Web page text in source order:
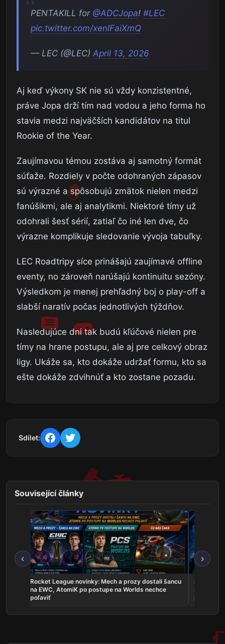
PENTAKILL for @ADCJopa! #LEC
pic.twitter.com/xenlFaiXmQ
— LEC (@LEC) April 13, 2026
Aj keď výkony SK nie sú vždy konzistentné,
práve Jopa drží tím nad vodou a jeho forma ho
stavia medzi najväčších kandidátov na titul
Rookie of the Year.
Zaujímavou témou zostáva aj samotný formát
súťaže. Rozdiely v počte odohraných zápasov
sú výrazné a spôsobujú zmätok nielen medzi
fanúšikmi, ale aj analytikmi. Niektoré tímy už
odohrali šesť sérií, zatiaľ čo iné len dve, čo
výrazne komplikuje sledovanie vývoja tabuľky.
LEC Roadtripy síce prinášajú zaujímavé offline
eventy, no zároveň narúšajú kontinuitu sezóny.
Výsledkom je menej prehľadný boj o play-off a
slabší naratív počas jednotlivých týždňov.
Nasledujúce dni tak budú kľúčové nielen pre
tímy na hrane postupu, ale aj pre celkový obraz
ligy. Ukáže sa, kto dokáže udržať formu, kto sa
ešte dokáže zdvihnúť a kto zostane pozadu.
Sdílet:
Související články
‹
Rocket League novinky: Mech a prozy dostali šancu
na EWC, AtomiK po postupe na Worlds nechce
poľaviť
Najnovšie
zahrá o
predstavil
›